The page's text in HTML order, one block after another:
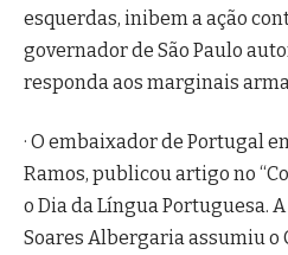
esquerdas, inibem a ação
governador de São Paulo
responda aos marginais
· O embaixador de Portugal
Ramos, publicou artigo no
o Dia da Língua Portuguesa.
Soares Albergaria assumiu o